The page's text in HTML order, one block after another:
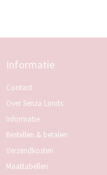
Informatie
Contact
Over Senza Limits
Informatie
Bestellen & betalen
Verzendkosten
Maattabellen